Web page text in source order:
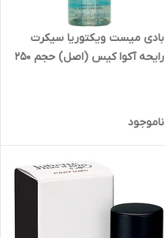
بادی میست ویکتوریا سیکرت
رایحه آکوا کیس (اصل) حجم ۲۵۰
ناموجود